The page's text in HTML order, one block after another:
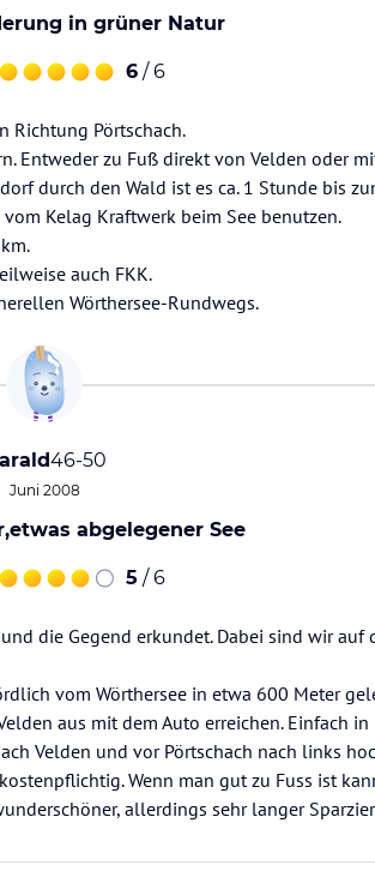
in grüner Natur
6 / 6
Richtung Pörtschach.
Entweder zu Fuß direkt von Velden oder
durch den Wald ist es ca. 1 Stunde bis
Kelag Kraftwerk beim See benutzen.
auch FKK.
Wörthersee-Rundwegs.
46-50
Juni 2008
abgelegener See
5 / 6
die Gegend erkundet. Dabei sind wir auf
vom Wörthersee in etwa 600 Meter
aus mit dem Auto erreichen. Einfach in
Velden und vor Pörtschach nach links
Wenn man gut zu Fuss ist
allerdings sehr langer